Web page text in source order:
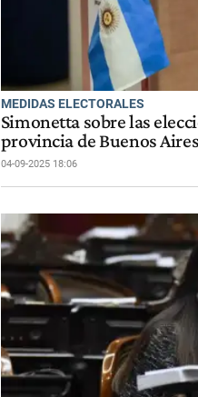
MEDIDAS ELECTORALES
Simonetta sobre las
provincia de Buenos
04-09-2025 18:06